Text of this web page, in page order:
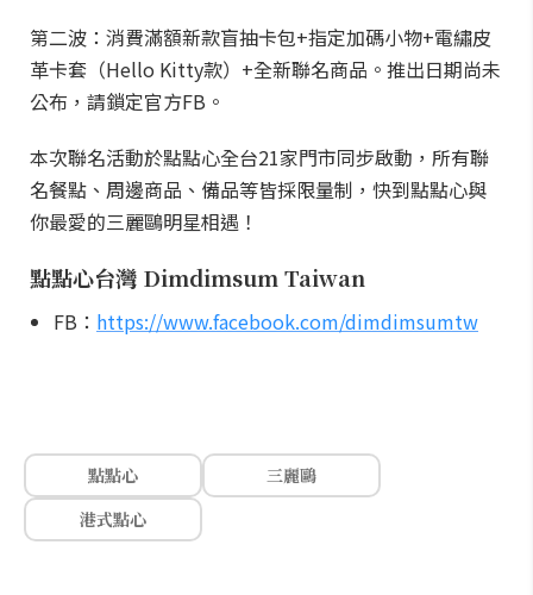
第二波：消費滿額新款盲抽卡包+指定加碼小物+電繡皮
革卡套（Hello Kitty款）+全新聯名商品。推出日期尚未
公布，請鎖定官方FB。
本次聯名活動於點點心全台21家門市同步啟動，所有聯
名餐點、周邊商品、備品等皆採限量制，快到點點心與
你最愛的三麗鷗明星相遇！
點點心台灣 Dimdimsum Taiwan
FB： https://www.facebook.com/dimdimsumtw
點點心
三麗鷗
港式點心